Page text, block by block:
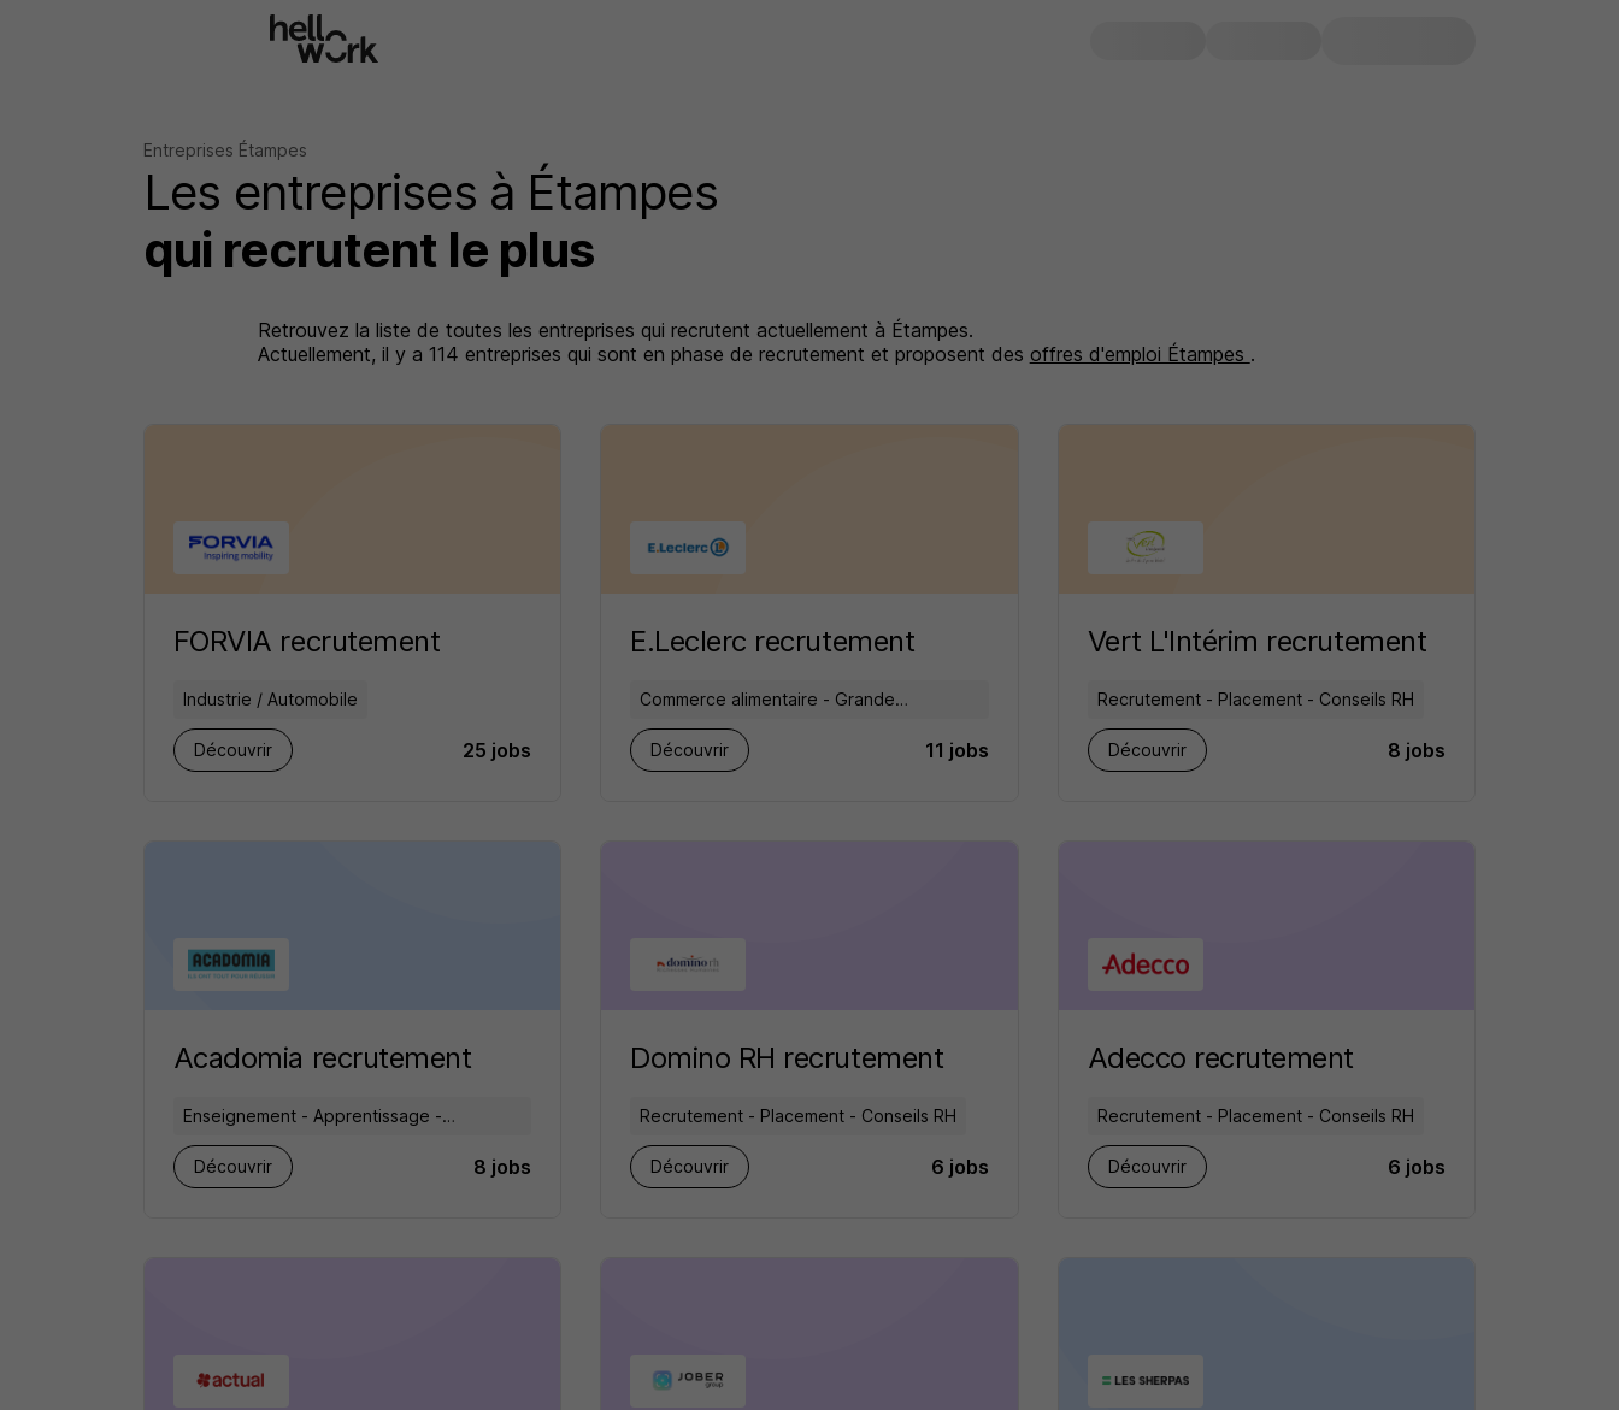
Entreprises Étampes
Les entreprises à Étampes
qui recrutent le plus
Retrouvez la liste de toutes les entreprises qui recrutent actuellement à Étampes.
Actuellement, il y a 114 entreprises qui sont en phase de recrutement et proposent des offres d'emploi Étampes .
FORVIA recrutement
Industrie / Automobile
Découvrir 25 jobs
E.Leclerc recrutement
Commerce alimentaire - Grande
distribution
Découvrir
11 jobs
Vert L'Intérim recrutement
Recrutement - Placement - Conseils RH
Découvrir 8 jobs
Acadomia recrutement
Enseignement - Apprentissage -
Formation
Découvrir
8 jobs
Domino RH recrutement
Recrutement - Placement - Conseils RH
Découvrir 6 jobs
Adecco recrutement
Recrutement - Placement - Conseils RH
Découvrir 6 jobs